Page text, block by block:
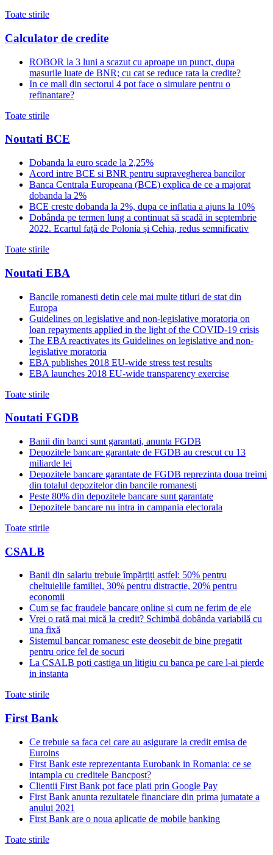
Toate stirile
Calculator de credite
ROBOR la 3 luni a scazut cu aproape un punct, dupa
masurile luate de BNR; cu cat se reduce rata la credite?
In ce mall din sectorul 4 pot face o simulare pentru o
refinantare?
Toate stirile
Noutati BCE
Dobanda la euro scade la 2,25%
Acord intre BCE si BNR pentru supravegherea bancilor
Banca Centrala Europeana (BCE) explica de ce a majorat
dobanda la 2%
BCE creste dobanda la 2%, dupa ce inflatia a ajuns la 10%
Dobânda pe termen lung a continuat să scadă in septembrie
2022. Ecartul față de Polonia și Cehia, redus semnificativ
Toate stirile
Noutati EBA
Bancile romanesti detin cele mai multe titluri de stat din
Europa
Guidelines on legislative and non-legislative moratoria on
loan repayments applied in the light of the COVID-19 crisis
The EBA reactivates its Guidelines on legislative and non-
legislative moratoria
EBA publishes 2018 EU-wide stress test results
EBA launches 2018 EU-wide transparency exercise
Toate stirile
Noutati FGDB
Banii din banci sunt garantati, anunta FGDB
Depozitele bancare garantate de FGDB au crescut cu 13
miliarde lei
Depozitele bancare garantate de FGDB reprezinta doua treimi
din totalul depozitelor din bancile romanesti
Peste 80% din depozitele bancare sunt garantate
Depozitele bancare nu intra in campania electorala
Toate stirile
CSALB
Banii din salariu trebuie împărțiți astfel: 50% pentru
cheltuielile familiei, 30% pentru distracție, 20% pentru
economii
Cum se fac fraudele bancare online și cum ne ferim de ele
Vrei o rată mai mică la credit? Schimbă dobânda variabilă cu
una fixă
Sistemul bancar romanesc este deosebit de bine pregatit
pentru orice fel de socuri
La CSALB poti castiga un litigiu cu banca pe care l-ai pierde
in instanta
Toate stirile
First Bank
Ce trebuie sa faca cei care au asigurare la credit emisa de
Euroins
First Bank este reprezentanta Eurobank in Romania: ce se
intampla cu creditele Bancpost?
Clientii First Bank pot face plati prin Google Pay
First Bank anunta rezultatele financiare din prima jumatate a
anului 2021
First Bank are o noua aplicatie de mobile banking
Toate stirile